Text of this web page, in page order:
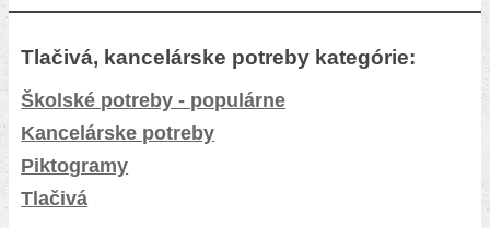
Tlačivá, kancelárske potreby kategórie:
Školské potreby - populárne
Kancelárske potreby
Piktogramy
Tlačivá